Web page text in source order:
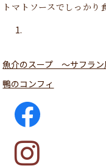
トマトソースでしっかり
魚介のスープ 〜サフラン
鴨のコンフィ